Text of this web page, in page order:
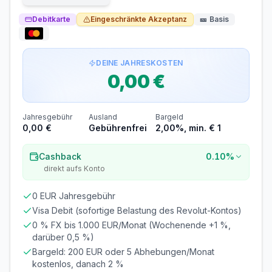
MINDESTALTER
ab 18 Jahren
MINDESTEINKOMMEN
ab 0,00 €/Monat
Nicht erforderlich
Abrechnung & Zahlung
Teilzahlung voreingestellt
Standardmäßig wird nur ein Teil des Betrags
Zinsrisiko! Aktivieren Sie unbedingt die 100%-
Rückzahlung, um hohe Zinsen (bis 22% p.a.) zu
Bei den Kreditkarten der Hanseatic Bank kannst du
einmal oder in Raten bezahlen möchtest. Sogar die
Höhe der Raten legst du selbst fest (es müssen nur
mindestens 3 Prozent des fälligen Betrags sein bzw.
mindestens 20 Euro pro Monat). Wie? Ganz einfach
über die App Hanseatic Bank Mobile. Wenn du deine
Kreditkartenabrechnung vollständig begleichst , zahlst
Debitkarte Eingeschränkte Akzeptanz 🎫 Basis
DEINE JAHRESKOSTEN
0,00 €
Jahresgebühr
0,00 €
Ausland
Gebührenfrei
Bargeld
2,00%, min. € 1
Cashback
direkt aufs Konto
0.10%
0 EUR Jahresgebühr
Visa Debit (sofortige Belastung des Revolut-Kontos)
0 % FX bis 1.000 EUR/Monat (Wochenende +1 %,
darüber 0,5 %)
Bargeld: 200 EUR oder 5 Abhebungen/Monat
kostenlos, danach 2 %